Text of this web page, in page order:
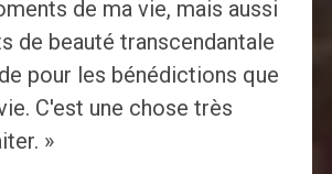
de ma vie, mais aussi
de beauté transcendantale
pour les bénédictions que
C'est une chose très
»